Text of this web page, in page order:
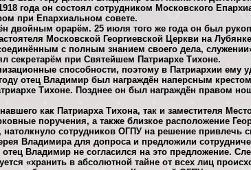
года он состоял сотрудником Московского
при Епархиальном совете.
двойным орарём. 25 июля того же года он был
Московской Георгиевской Церкви на
с полным знанием своего дела,
секретарём при Святейшем Патриархе Тихоне.
способности, поэтому в Патриархии ему
отец Владимир был награждён наперсным
Тихоне. Позднее он был награждён правом
как Патриарха Тихона, так и заместителя
поручения, а также близкое расположение
сотрудников ОГПУ на решение привлечь
Владимира для допроса и предложили
Владимир не согласился на это предложение.
«хранить в абсолютной тайне от всех лиц